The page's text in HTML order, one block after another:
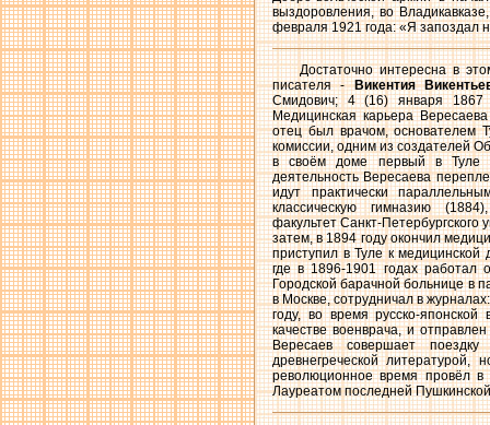
выздоровления, во
февраля 1921 года: «Я запоздал
Достаточно интересна в
писателя -Викентия
Смидович; 4 (16) января
Медицинская карьера
отец был врачом, основателем
комиссии, одним из создателей
в своём доме первый в Туле
деятельность Вересаева
идут практически
классическую гимназию
факультет Санкт-Петербургского
затем, в 1894 году окончил
приступил в Туле к медицинской
где в 1896-1901 годах работал
Городской барачной больнице в
в Москве, сотрудничал в
году, во время русско-
качестве военврача, и
Вересаев совершает
древнегреческой
революционное время провёл
Лауреатом последней